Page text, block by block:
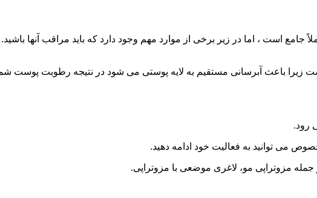
است ، اما در زیر برخی از موارد مهم وجود دارد که باید مراقب آنها
باعث آبرسانی مستقیم به لایه پوستی می شود در نتیجه رطوبت پوست
رود.
می توانید به فعالیت خود ادامه دهید.
جمله مزوتراپی مو، لاغری موضعی با مزوتراپی.